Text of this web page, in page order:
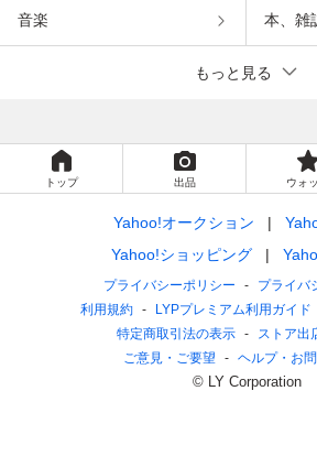
音楽 本、雑
もっと見る
トップ 出品 ウォ
Yahoo!オークション
Yahoo!ショッピング
プライバシーポリシー
プライバ
利用規約
LYPプレミアム利用ガイド
特定商取引法の表示
ストア出
ご意見・ご要望
ヘルプ・お
© LY Corporation